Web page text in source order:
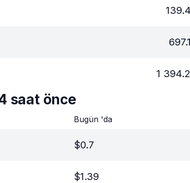
1
saat önce
Bugün 'da
$0.7
$1.39